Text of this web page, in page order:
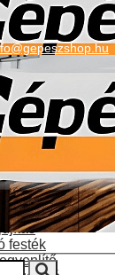
festék